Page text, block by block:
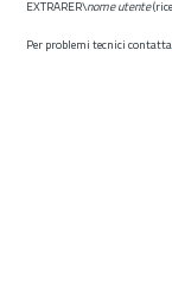
EXTRARER\nome utente
Per problemi tecnici contatta